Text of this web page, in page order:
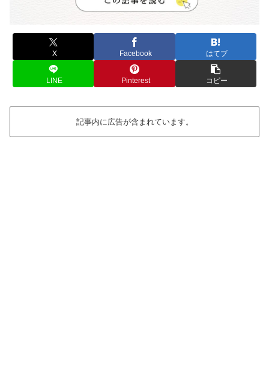
X Facebook はてブ
LINE Pinterest コピー
記事内に広告が含まれています。